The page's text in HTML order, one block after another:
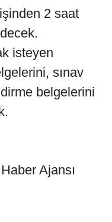
2 saat
isteyen
sınav
belgelerini
Ajansı